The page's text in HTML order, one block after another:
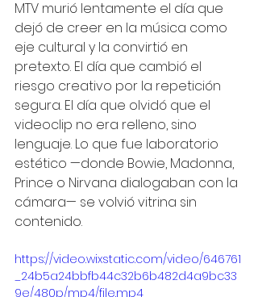
MTV murió lentamente el día que
dejó de creer en la música como
eje cultural y la convirtió en
pretexto. El día que cambió el
riesgo creativo por la repetición
segura. El día que olvidó que el
videoclip no era relleno, sino
lenguaje. Lo que fue laboratorio
estético —donde Bowie, Madonna,
Prince o Nirvana dialogaban con la
cámara— se volvió vitrina sin
contenido.
https://video.wixstatic.com/video/646761
_24b5a24bbfb44c32b6b482d4a9bc33
9e/480p/mp4/file.mp4